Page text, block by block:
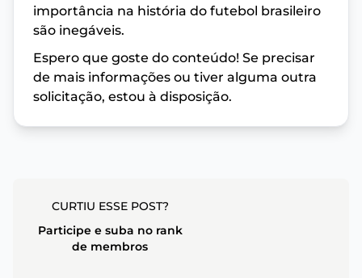
importância na história do futebol brasileiro
são inegáveis.
Espero que goste do conteúdo! Se precisar
de mais informações ou tiver alguma outra
solicitação, estou à disposição.
CURTIU ESSE POST?
Participe e suba no rank
de membros